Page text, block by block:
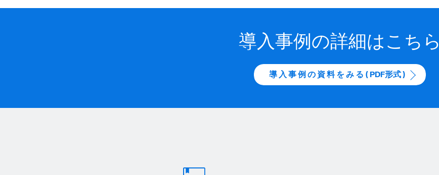
導入事例の詳細はこちら
導 入 事 例 の 資 料 を み る ( PDF形式 )